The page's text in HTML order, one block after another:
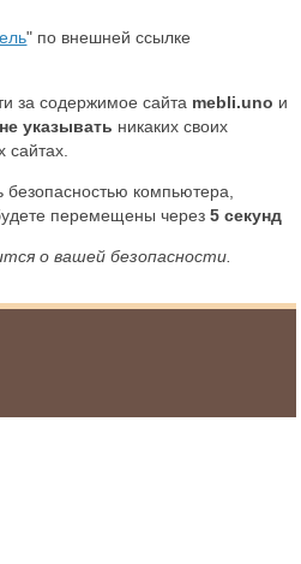
" по внешней ссылке
за содержимое сайта mebli.uno и
не указывать никаких своих
сайтах.
безопасностью компьютера,
перемещены через5 секунд
о вашей безопасности.